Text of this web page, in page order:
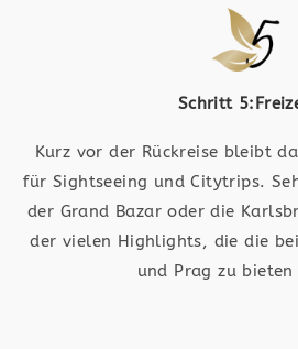
Schritt
Kurz vor der Rückreise bleibt
für Sightseeing und Citytrips.
der Grand Bazar oder die
der vielen Highlights, die die
und Prag zu bieten